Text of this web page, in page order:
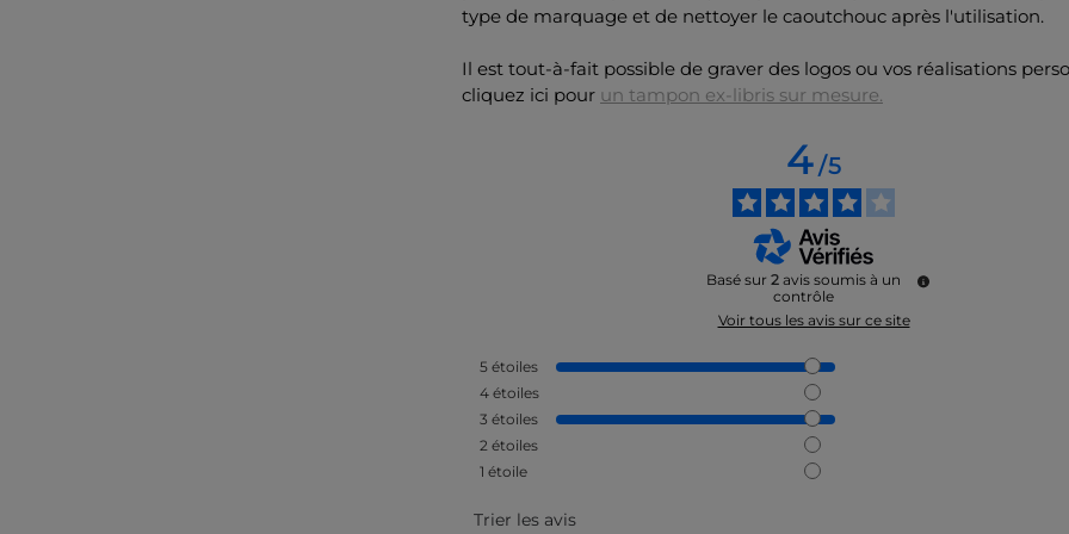
type de marquage et de nettoyer le caoutchouc après l'utilisation.
Il est tout-à-fait possible de graver des logos ou vos réalisations
cliquez ici pour un tampon ex-libris sur mesure.
4/5
Basé sur 2 avis soumis à un
contrôle
Voir tous les avis sur ce site
5 étoiles
4 étoiles
3 étoiles
2 étoiles
1 étoile
Trier les avis